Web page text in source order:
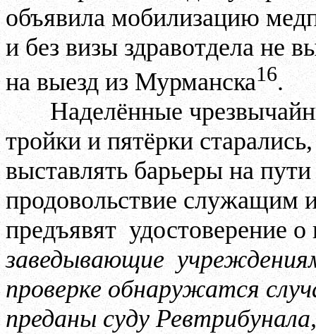
объявила мобилизацию
и без визы здравотдела не
на выезд из Мурманска16.
Наделённые
тройки и пятёрки
выставлять барьеры на
продовольствие служащим
предъявят удостоверение
заведывающие
проверке обнаружатся
преданы суду